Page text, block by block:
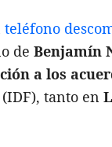
teléfono
de Benjamín
a los
(IDF), tanto en